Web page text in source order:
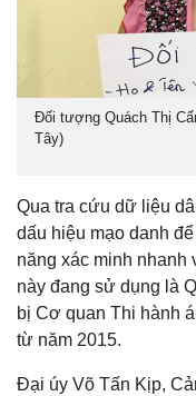
Đối tượng Quách Thị
Tây)
Qua tra cứu dữ liệu
dấu hiệu mạo danh
năng xác minh nhanh
này đang sử dụng là
bị Cơ quan Thi hành
từ năm 2015.
Đại úy Võ Tấn Kịp,